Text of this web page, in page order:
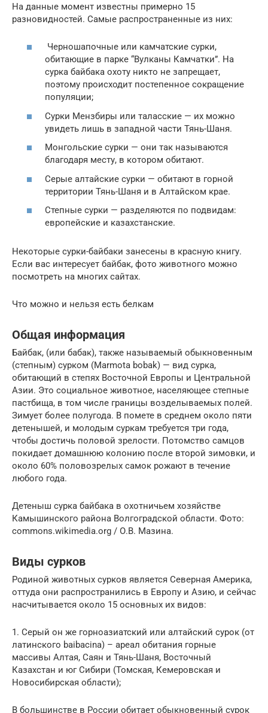
На данные момент известны примерно 15
разновидностей. Самые распространенные из них:
Черношапочные или камчатские сурки,
обитающие в парке “Вулканы Камчатки”. На
сурка байбака охоту никто не запрещает,
поэтому происходит постепенное сокращение
популяции;
Сурки Мензбиры или таласские — их можно
увидеть лишь в западной части Тянь-Шаня.
Монгольские сурки — они так называются
благодаря месту, в котором обитают.
Серые алтайские сурки — обитают в горной
территории Тянь-Шаня и в Алтайском крае.
Степные сурки — разделяются по подвидам:
европейские и казахстанские.
Некоторые сурки-байбаки занесены в красную книгу.
Если вас интересует байбак, фото животного можно
посмотреть на многих сайтах.
Что можно и нельзя есть белкам
Общая информация
Байбак, (или бабак), также называемый обыкновенным
(степным) сурком (Marmota bobak) — вид сурка,
обитающий в степях Восточной Европы и Центральной
Азии. Это социальное животное, населяющее степные
пастбища, в том числе границы возделываемых полей.
Зимует более полугода. В помете в среднем около пяти
детенышей, и молодым суркам требуется три года,
чтобы достичь половой зрелости. Потомство самцов
покидает домашнюю колонию после второй зимовки, и
около 60% половозрелых самок рожают в течение
любого года.
Детеныш сурка байбака в охотничьем хозяйстве
Камышинского района Волгоградской области. Фото:
commons.wikimedia.org / О.В. Мазина.
Виды сурков
Родиной животных сурков является Северная Америка,
оттуда они распространились в Европу и Азию, и сейчас
насчитывается около 15 основных их видов:
1. Серый он же горноазиатский или алтайский сурок (от
латинского baibacina) – ареал обитания горные
массивы Алтая, Саян и Тянь-Шаня, Восточный
Казахстан и юг Сибири (Томская, Кемеровская и
Новосибирская области);
В большинстве в России обитает обыкновенный сурок